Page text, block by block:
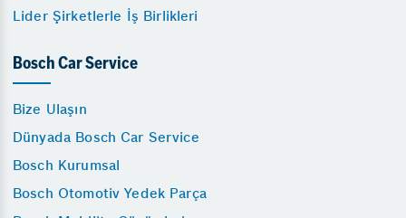
Lider Şirketlerle İş Birlikleri
Bosch Car Service
Bize Ulaşın
Dünyada Bosch Car Service
Bosch Kurumsal
Bosch Otomotiv Yedek Parça